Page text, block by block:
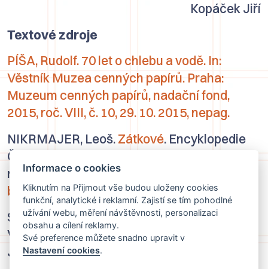
Kopáček Jiří
Textové zdroje
PÍŠA, Rudolf. 70 let o chlebu a vodě. In:
Věstník Muzea cenných papírů. Praha:
Muzeum cenných papírů, nadační fond,
2015, roč. VIII, č. 10, 29. 10. 2015, nepag.
NIKRMAJER, Leoš.Zátkové. Encyklopedie
Českých Budějovic
nahttps://encyklopedie.c-
budejovice.cz/clanek/zatkove[3. 6. 2026].
SWIERCZEKOVÁ, Lucie.Rodinné paměti
Vlastislava Zátky.České Budějovice:
Jihočeské muzeum, 2024. 434 s.
Informace o cookies
Kliknutím na Přijmout vše budou uloženy cookies
funkční, analytické i reklamní. Zajistí se tím pohodlné
užívání webu, měření návštěvnosti, personalizaci
obsahu a cílení reklamy.
Své preference můžete snadno upravit v
Nastavení cookies.